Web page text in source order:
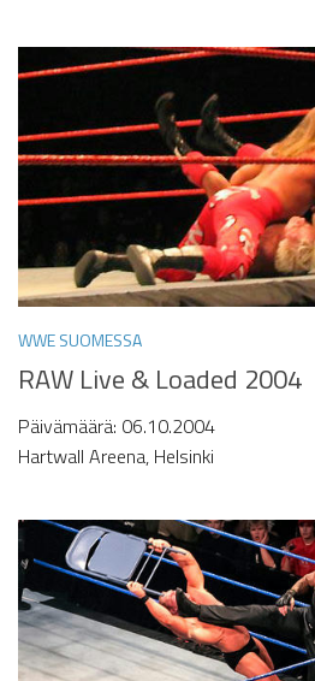
WWE SUOMESSA
RAW Live & Loaded 2004
Päivämäärä: 06.10.2004
Hartwall Areena, Helsinki